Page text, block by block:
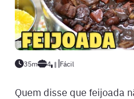
35m 4 Fácil
Quem disse que feijoada